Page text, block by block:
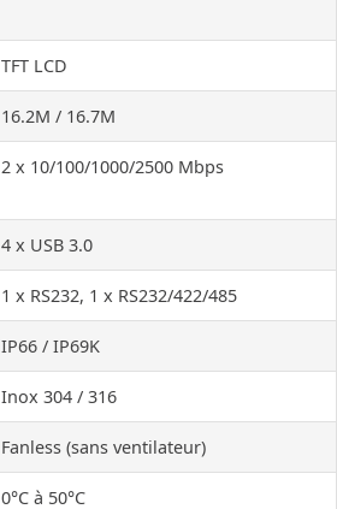
TFT LCD
16.2M / 16.7M
2 x 10/100/1000/2500 Mbps
4 x USB 3.0
1 x RS232, 1 x RS232/422/485
IP66 / IP69K
Inox 304 / 316
Fanless (sans ventilateur)
0°C à 50°C